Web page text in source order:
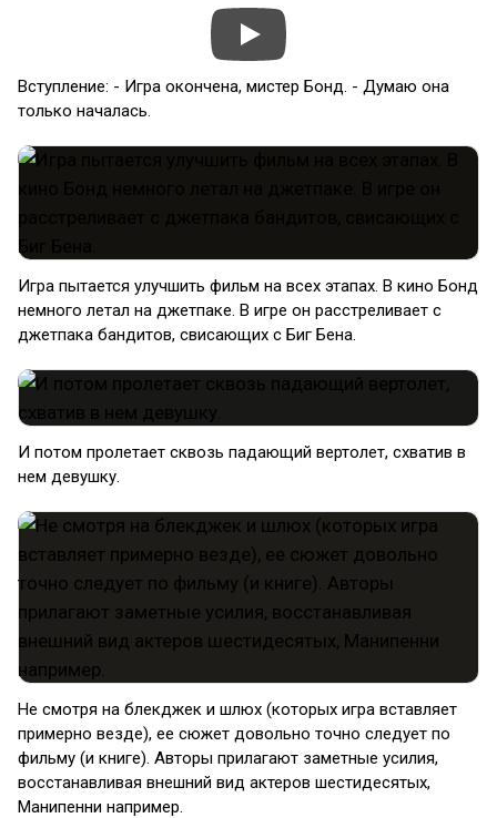
Вступление: - Игра окончена, мистер Бонд. - Думаю она
только началась.
Игра пытается улучшить фильм на всех этапах. В кино Бонд
немного летал на джетпаке. В игре он расстреливает с
джетпака бандитов, свисающих с Биг Бена.
И потом пролетает сквозь падающий вертолет, схватив в
нем девушку.
Не смотря на блекджек и шлюх (которых игра вставляет
примерно везде), ее сюжет довольно точно следует по
фильму (и книге). Авторы прилагают заметные усилия,
восстанавливая внешний вид актеров шестидесятых,
Манипенни например.